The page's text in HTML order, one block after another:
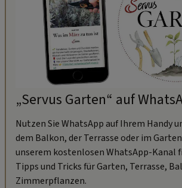
„Servus Garten“ auf
Nutzen Sie WhatsApp auf Ihrem Handy
dem Balkon, der Terrasse oder im
unserem kostenlosen WhatsApp-Kanal
Tipps und Tricks für Garten, Terrasse,
Zimmerpflanzen.